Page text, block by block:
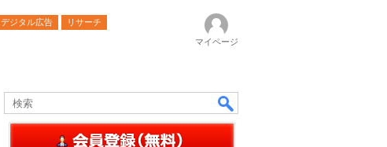
デジタル広告
リサーチ
マイページ